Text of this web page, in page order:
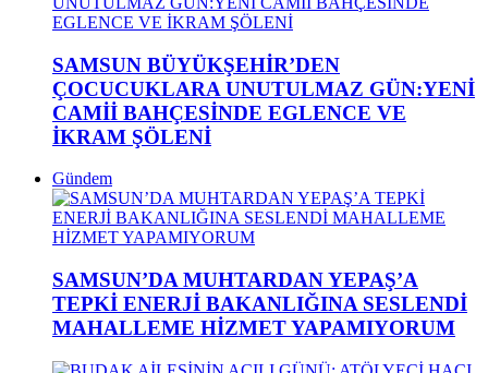
SAMSUN BÜYÜKŞEHİR’DEN
ÇOCUCUKLARA UNUTULMAZ GÜN:YENİ
CAMİİ BAHÇESİNDE EGLENCE VE
İKRAM ŞÖLENİ
Gündem
SAMSUN’DA MUHTARDAN YEPAŞ’A
TEPKİ ENERJİ BAKANLIĞINA SESLENDİ
MAHALLEME HİZMET YAPAMIYORUM